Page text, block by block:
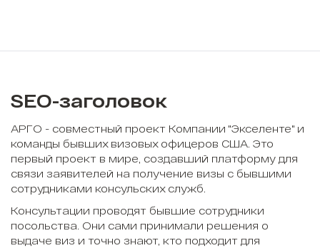
SEO-заголовок
АРГО - совместный проект Компании "Экселенте" и
команды бывших визовых офицеров США. Это
первый проект в мире, создавший платформу для
связи заявителей на получение визы с бывшими
сотрудниками консульских служб.
Консультации проводят бывшие сотрудники
посольства. Они сами принимали решения о
выдаче виз и точно знают, кто подходит для